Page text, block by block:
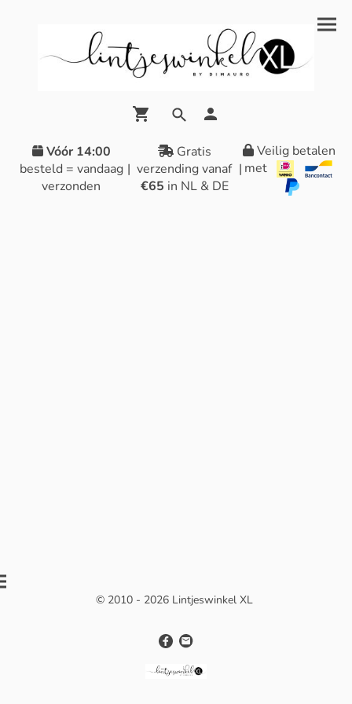
Vóór 14:00
besteld = vandaag
verzonden
|
Gratis
verzending vanaf
€65 in NL & DE
|
Veilig betalen
met
© 2010 - 2026 Lintjeswinkel XL